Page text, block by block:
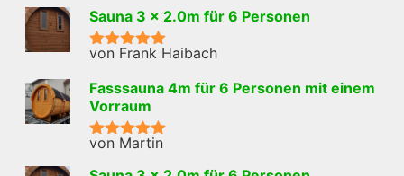
Sauna 3 x 2.0m für 6 Personen
Bewertet mit
von Frank Haibach
Fasssauna 4m für 6 Personen mit einem
Vorraum
Bewertet mit
von Martin